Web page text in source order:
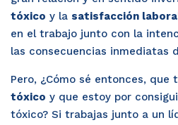
tóxico y la satisfacción
en el trabajo junto con la
las consecuencias inmediatas
Pero, ¿Cómo sé entonces, que
tóxico y que estoy por
tóxico? Si trabajas junto a un